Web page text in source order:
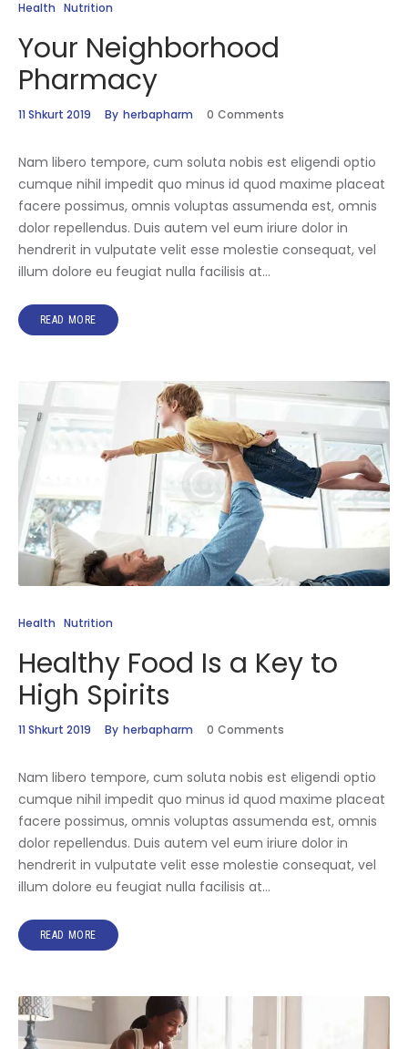
Health Nutrition
Your Neighborhood
Pharmacy
11 Shkurt 2019 By herbapharm 0 Comments
Nam libero tempore, cum soluta nobis est eligendi optio
cumque nihil impedit quo minus id quod maxime placeat
facere possimus, omnis voluptas assumenda est, omnis
dolor repellendus. Duis autem vel eum iriure dolor in
hendrerit in vulputate velit esse molestie consequat, vel
illum dolore eu feugiat nulla facilisis at…
READ MORE
Health Nutrition
Healthy Food Is a Key to
High Spirits
11 Shkurt 2019 By herbapharm 0 Comments
Nam libero tempore, cum soluta nobis est eligendi optio
cumque nihil impedit quo minus id quod maxime placeat
facere possimus, omnis voluptas assumenda est, omnis
dolor repellendus. Duis autem vel eum iriure dolor in
hendrerit in vulputate velit esse molestie consequat, vel
illum dolore eu feugiat nulla facilisis at…
READ MORE